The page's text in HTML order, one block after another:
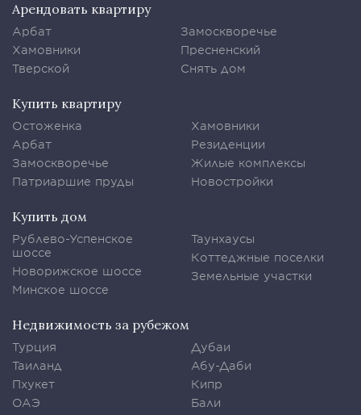
Арендовать квартиру
Арбат
Хамовники
Тверской
Замоскворечье
Пресненский
Снять дом
Купить квартиру
Остоженка
Арбат
Замоскворечье
Патриаршие пруды
Хамовники
Резиденции
Жилые комплексы
Новостройки
Купить дом
Рублево-Успенское
шоссе
Новорижское шоссе
Минское шоссе
Таунхаусы
Коттеджные поселки
Земельные участки
Недвижимость за рубежом
Турция
Таиланд
Пхукет
ОАЭ
Дубаи
Абу-Даби
Кипр
Бали